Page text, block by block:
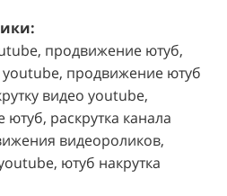
продвижение ютуб,
youtube, продвижение ютуб
видео youtube,
раскрутка канала
видеороликов,
ютуб накрутка